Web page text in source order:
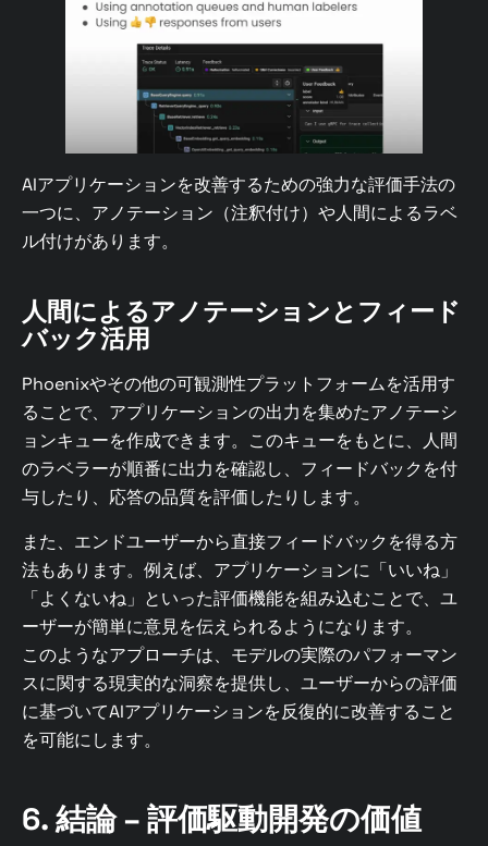
AIアプリケーションを改善するための強力な評価手法の
一つに、アノテーション（注釈付け）や人間によるラベ
ル付けがあります。
人間によるアノテーションとフィード
バック活用
Phoenixやその他の可観測性プラットフォームを活用す
ることで、アプリケーションの出力を集めたアノテーシ
ョンキューを作成できます。このキューをもとに、人間
のラベラーが順番に出力を確認し、フィードバックを付
与したり、応答の品質を評価したりします。
また、エンドユーザーから直接フィードバックを得る方
法もあります。例えば、アプリケーションに「いいね」
「よくないね」といった評価機能を組み込むことで、ユ
ーザーが簡単に意見を伝えられるようになります。
このようなアプローチは、モデルの実際のパフォーマン
スに関する現実的な洞察を提供し、ユーザーからの評価
に基づいてAIアプリケーションを反復的に改善すること
を可能にします。
6. 結論 – 評価駆動開発の価値